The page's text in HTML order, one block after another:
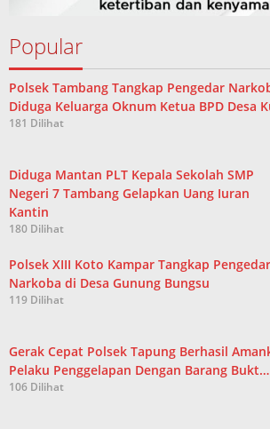
Popular
Polsek Tambang Tangkap Pengedar
Diduga Keluarga Oknum Ketua BPD Desa
181 Dilihat
Diduga Mantan PLT Kepala Sekolah SMP
Negeri 7 Tambang Gelapkan Uang Iuran
Kantin
180 Dilihat
Polsek XIII Koto Kampar Tangkap Pengedar
Narkoba di Desa Gunung Bungsu
119 Dilihat
Gerak Cepat Polsek Tapung Berhasil
Pelaku Penggelapan Dengan Barang Bukt…
106 Dilihat